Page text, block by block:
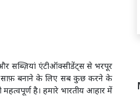
सब्ज़ियां एंटीऑक्‍सीडेंट्स से भरपूर
साफ़ बनाने के लिए सब कुछ करने के
है। हमारे भारतीय आहार में